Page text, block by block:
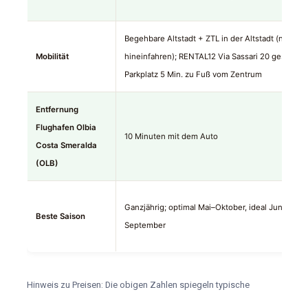
Mobilität
Begehbare Altstadt + ZTL in der Altstadt (nicht
hineinfahren); RENTAL12 Via Sassari 20
Parkplatz 5 Min. zu Fuß vom Zentrum
Entfernung
Flughafen Olbia
Costa Smeralda
(OLB)
10 Minuten mit dem Auto
Beste Saison
Ganzjährig; optimal Mai–Oktober, ideal Juni &
September
Hinweis zu Preisen: Die obigen Zahlen spiegeln typische